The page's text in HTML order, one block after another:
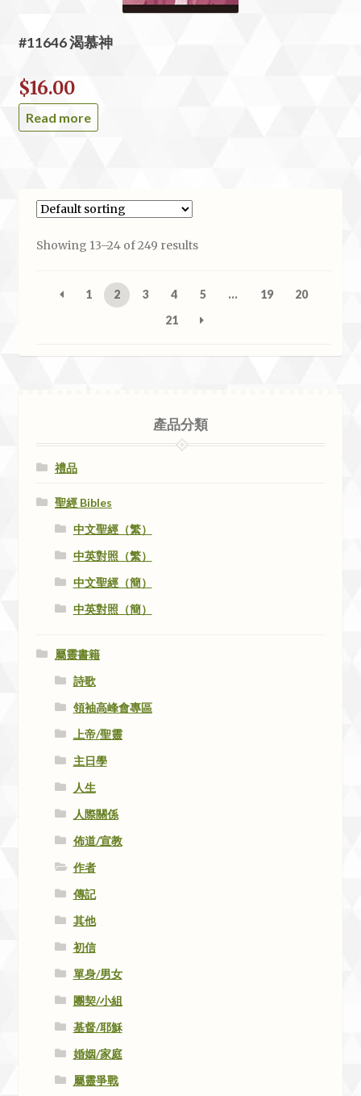
#11646 渴慕神
$16.00
Read more
Showing 13–24 of 249 results
1 2 3 4 5 … 19
20
21
產品分類
禮品
聖經 Bibles
中文聖經（繁）
中英對照（繁）
中文聖經（簡）
中英對照（簡）
屬靈書籍
詩歌
領袖高峰會專區
上帝/聖靈
主日學
人生
人際關係
佈道/宣教
作者
傳記
其他
初信
單身/男女
團契/小組
基督/耶穌
婚姻/家庭
屬靈爭戰